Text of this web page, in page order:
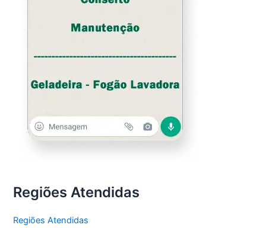
Regiões Atendidas
Regiões Atendidas